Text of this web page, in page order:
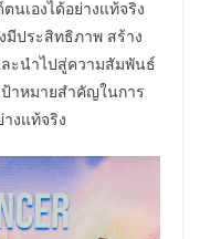
นเองได้อย่างแท้จริง
มีประสิทธิภาพ สร้าง
ะนำไปสู่ความสัมพันธ์
าหมายสำคัญในการ
งแท้จริง